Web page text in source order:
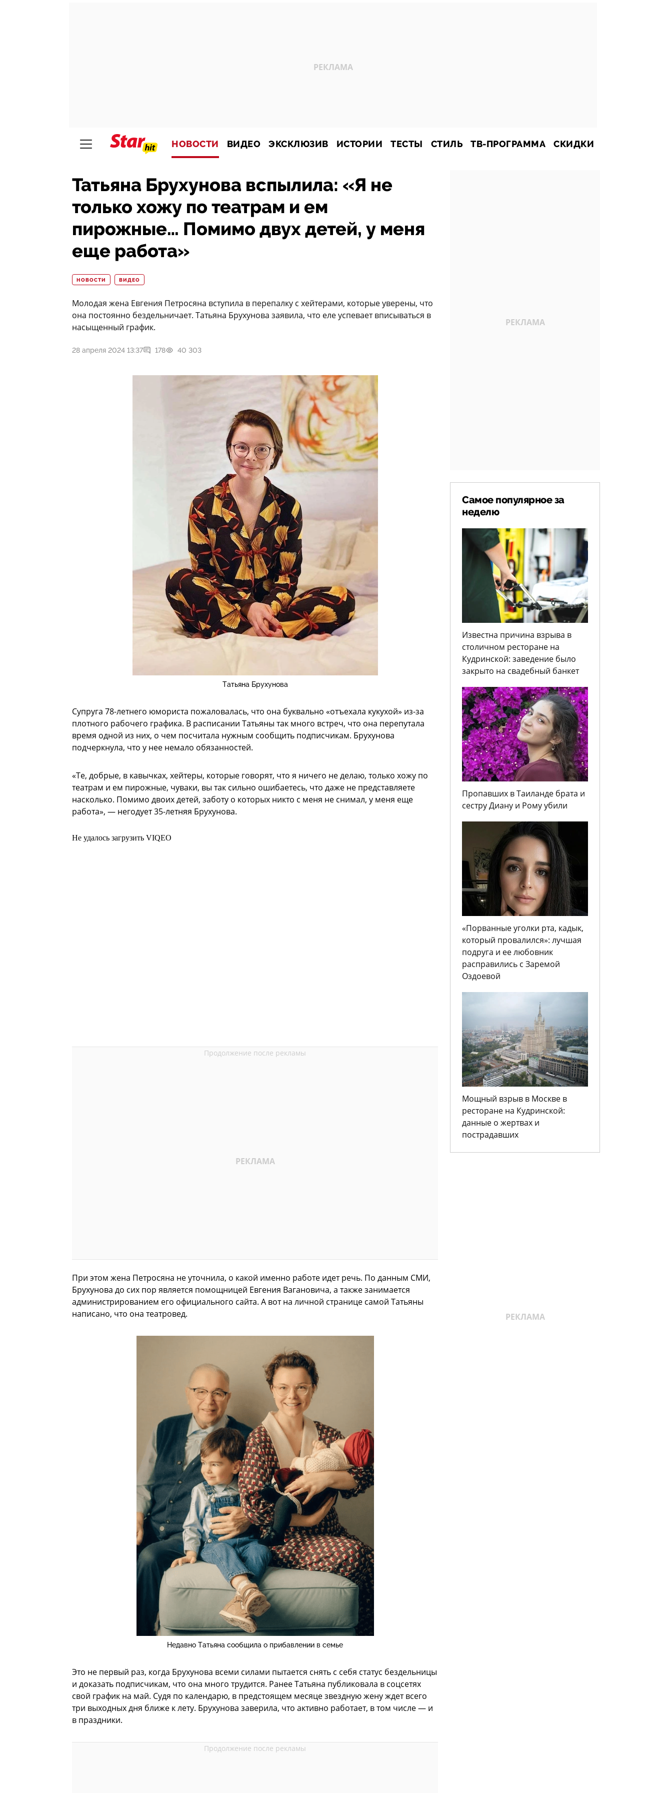
НОВОСТИ ВИДЕО ЭКСКЛЮЗИВ ИСТОРИИ ТЕСТЫ СТИЛЬ ТВ-ПРОГРАММА СКИДКИ
Татьяна Брухунова вспылила: «Я не
только хожу по театрам и ем
пирожные… Помимо двух детей, у меня
еще работа»
НОВОСТИ ВИДЕО
Молодая жена Евгения Петросяна вступила в перепалку с хейтерами, которые уверены, что
она постоянно бездельничает. Татьяна Брухунова заявила, что еле успевает вписываться в
насыщенный график.
28 апреля 2024 13:37 178 40 303
Татьяна Брухунова
Супруга 78-летнего юмориста пожаловалась, что она буквально «отъехала кукухой» из-за
плотного рабочего графика. В расписании Татьяны так много встреч, что она перепутала
время одной из них, о чем посчитала нужным сообщить подписчикам. Брухунова
подчеркнула, что у нее немало обязанностей.
«Те, добрые, в кавычках, хейтеры, которые говорят, что я ничего не делаю, только хожу по
театрам и ем пирожные, чуваки, вы так сильно ошибаетесь, что даже не представляете
насколько. Помимо двоих детей, заботу о которых никто с меня не снимал, у меня еще
работа», — негодует 35-летняя Брухунова.
Не удалось загрузить VIQEO
При этом жена Петросяна не уточнила, о какой именно работе идет речь. По данным СМИ,
Брухунова до сих пор является помощницей Евгения Вагановича, а также занимается
администрированием его официального сайта. А вот на личной странице самой Татьяны
написано, что она театровед.
Недавно Татьяна сообщила о прибавлении в семье
Это не первый раз, когда Брухунова всеми силами пытается снять с себя статус бездельницы
и доказать подписчикам, что она много трудится. Ранее Татьяна публиковала в соцсетях
свой график на май. Судя по календарю, в предстоящем месяце звездную жену ждет всего
три выходных дня ближе к лету. Брухунова заверила, что активно работает, в том числе — и
в праздники.
Самое популярное за
неделю
Известна причина взрыва в
столичном ресторане на
Кудринской: заведение было
закрыто на свадебный банкет
Пропавших в Таиланде брата и
сестру Диану и Рому убили
«Порванные уголки рта, кадык,
который провалился»: лучшая
подруга и ее любовник
расправились с Заремой
Оздоевой
Мощный взрыв в Москве в
ресторане на Кудринской:
данные о жертвах и
пострадавших